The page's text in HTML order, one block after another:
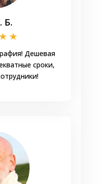
Б.
★
Дешевая
сроки,